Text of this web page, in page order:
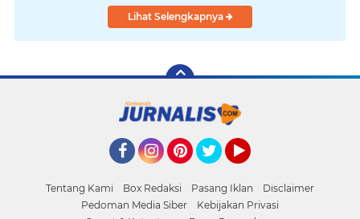
Lihat Selengkapnya
Tentang Kami Box Redaksi Pasang Iklan
Disclaimer
Pedoman Media Siber
Kebijakan Privasi